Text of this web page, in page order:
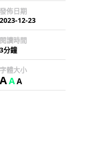
發佈日期
2023-12-23
閱讀時間
3分鐘
字體大小
AAA